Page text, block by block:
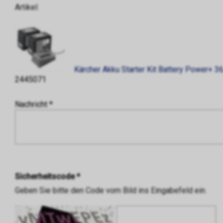
Artikel:
Kärcher Akku Starter Kit Battery Power+
2445071
Nachricht *
Sicherheitscode *
Geben Sie bitte den Code vom Bild ins Eingabefeld ein.